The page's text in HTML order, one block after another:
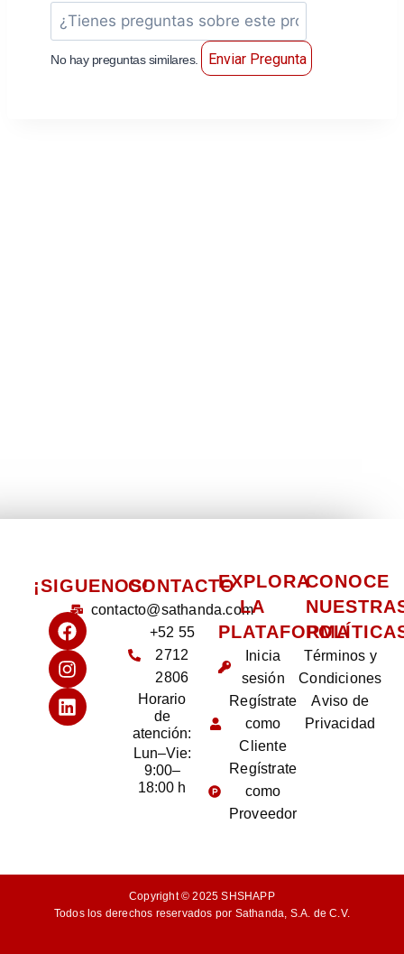
No hay preguntas similares. Enviar Pregunta
¡SIGUENOS!CONTACTO
contacto@sathanda.com
+52 55
2712
2806
Horario
de
atención:
Lun–Vie:
9:00–
18:00 h
EXPLORA
LA
PLATAFORMA
Inicia
sesión
Regístrate
como
Cliente
Regístrate
como
Proveedor
CONOCE
Términos y
Condiciones
Aviso de
Privacidad
Copyright © 2025 SHSHAPP
Todos los derechos reservados por Sathanda, S.A. de C.V.